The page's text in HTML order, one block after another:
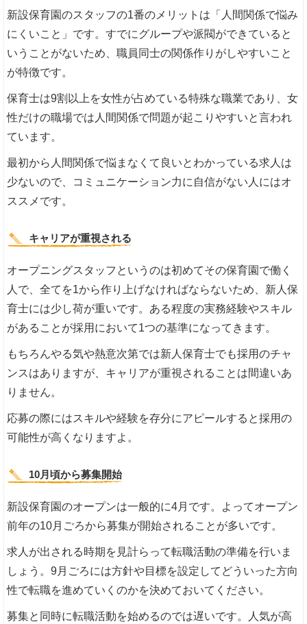
新設保育園のスタッフの1番のメリットは「人間関係で悩み
にくいこと」です。すでにグループや派閥ができていると
いうことがないため、職員同士の関係作りがしやすいこと
が特徴です。
保育士は9割以上を女性が占めている特殊な職業であり、女
性だけの職場では人間関係で問題が起こりやすいと言われ
ています。
最初から人間関係で悩まなくて良いとわかっている求人は
少ないので、コミュニケーション力に自信がない人にはオ
ススメです。
キャリアが重視される
オープニングスタッフというのは初めてその保育園で働く
人で、全てを1から作り上げなければならないため、新人保
育士には少し荷が重いです。ある程度の実務経験やスキル
があることが採用において1つの基準になってきます。
もちろんやる気や熱意次第では新人保育士でも採用のチャ
ンスはありますが、キャリアが重視されることは間違いあ
りません。
応募の際にはスキルや経験を存分にアピールすると採用の
可能性が高くなりますよ。
10月頃から募集開始
新設保育園のオープンは一般的に4月です。よってオープン
前年の10月ごろから募集が開始されることが多いです。
求人が出される時期を見計らって転職活動の準備を行いま
しょう。9月ごろには方針や目標を設定してどういった方向
性で転職を進めていくのかを決めておいてください。
募集と同時に転職活動を始めるのでは遅いです。人気が高